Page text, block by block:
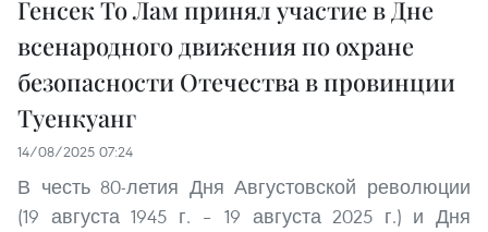
Генсек То Лам принял участие в Дне
всенародного движения по охране
безопасности Отечества в провинции
Туенкуанг
14/08/2025 07:24
В честь 80-летия Дня Августовской революции
(19 августа 1945 г. – 19 августа 2025 г.) и Дня